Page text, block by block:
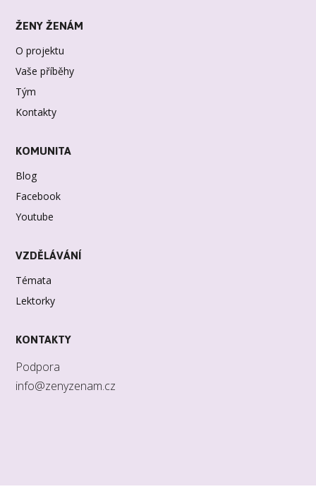
ŽENY ŽENÁM
O projektu
Vaše příběhy
Tým
Kontakty
KOMUNITA
Blog
Facebook
Youtube
VZDĚLÁVÁNÍ
Témata
Lektorky
KONTAKTY
Podpora
info@zenyzenam.cz